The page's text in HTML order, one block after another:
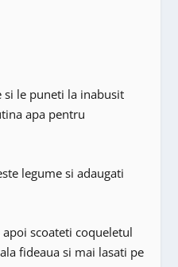
si le puneti la inabusit
apa pentru
legume si adaugati
scoateti coqueletul
fideaua si mai lasati pe